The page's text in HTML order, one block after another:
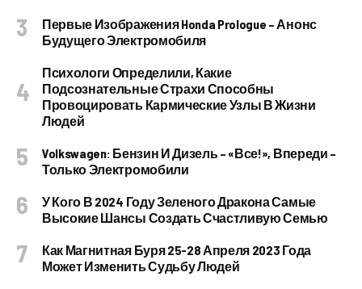
Первые Изображения Honda Prologue – Анонс
Будущего Электромобиля
Психологи Определили, Какие
Подсознательные Страхи Способны
Провоцировать Кармические Узлы В Жизни
Людей
Volkswagen: Бензин И Дизель – «все!», Впереди –
Только Электромобили
У Кого В 2024 Году Зеленого Дракона Самые
Высокие Шансы Создать Счастливую Семью
Как Магнитная Буря 25-28 Апреля 2023 Года
Может Изменить Судьбу Людей